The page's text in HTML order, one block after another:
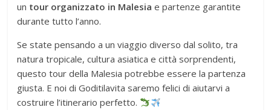
un tour organizzato in Malesia e partenze garantite
durante tutto l’anno.
Se state pensando a un viaggio diverso dal solito, tra
natura tropicale, cultura asiatica e città sorprendenti,
questo tour della Malesia potrebbe essere la partenza
giusta. E noi di Goditilavita saremo felici di aiutarvi a
costruire l’itinerario perfetto.